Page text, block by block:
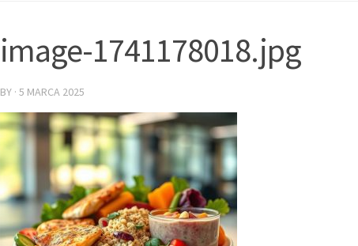
image-1741178018.jpg
BY · 5 MARCA 2025